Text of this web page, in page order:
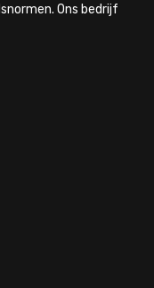
Ons bedrijf